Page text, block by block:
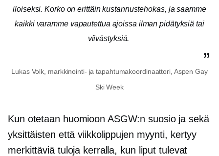
iloiseksi. Korko on erittäinkustannustehokas, ja saamme
kaikki varamme vapautettua ajoissa ilman pidätyksiä tai
viivästyksiä.
Lukas Volk, markkinointi- ja tapahtumakoordinaattori, Aspen Gay
Ski Week
Kun otetaan huomioon ASGW:n suosio ja sekä
yksittäisten että viikkolippujen myynti, kertyy
merkittäviä tuloja kerralla, kun liput tulevat